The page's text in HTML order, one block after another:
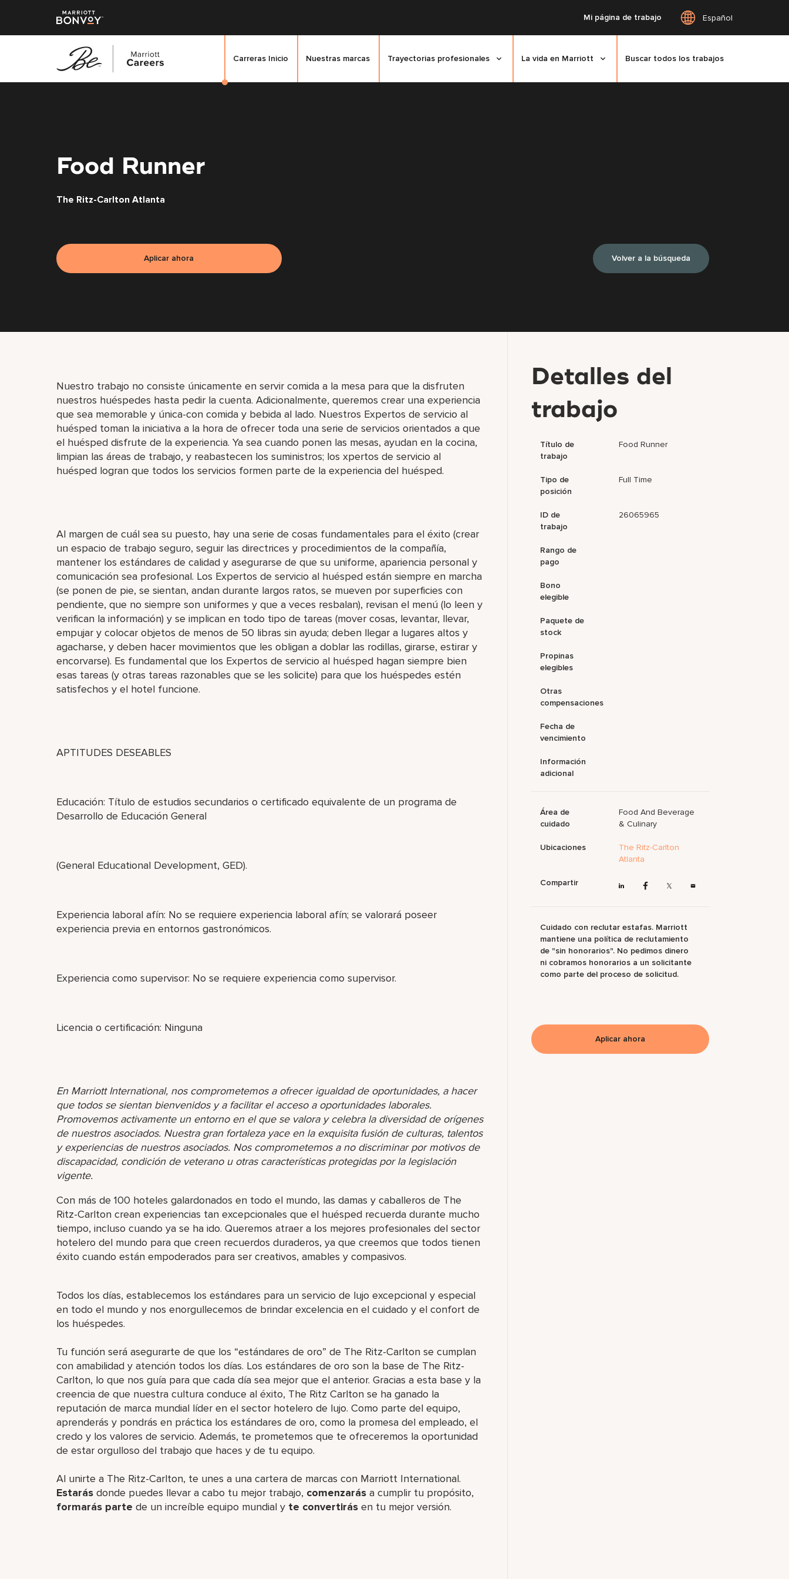
Mi página de trabajo Español
Carreras Inicio Nuestras marcas Trayectorias profesionales La vida en Marriott Buscar todos los trabajos
Food Runner
The Ritz-Carlton Atlanta
Aplicar ahora Volver a la búsqueda
Nuestro trabajo no consiste únicamente en servir comida a la mesa para que la disfruten
nuestros huéspedes hasta pedir la cuenta. Adicionalmente, queremos crear una experiencia
que sea memorable y única-con comida y bebida al lado. Nuestros Expertos de servicio al
huésped toman la iniciativa a la hora de ofrecer toda una serie de servicios orientados a que
el huésped disfrute de la experiencia. Ya sea cuando ponen las mesas, ayudan en la cocina,
limpian las áreas de trabajo, y reabastecen los suministros; los xpertos de servicio al
huésped logran que todos los servicios formen parte de la experiencia del huésped.
Al margen de cuál sea su puesto, hay una serie de cosas fundamentales para el éxito (crear
un espacio de trabajo seguro, seguir las directrices y procedimientos de la compañía,
mantener los estándares de calidad y asegurarse de que su uniforme, apariencia personal y
comunicación sea profesional. Los Expertos de servicio al huésped están siempre en marcha
(se ponen de pie, se sientan, andan durante largos ratos, se mueven por superficies con
pendiente, que no siempre son uniformes y que a veces resbalan), revisan el menú (lo leen y
verifican la información) y se implican en todo tipo de tareas (mover cosas, levantar, llevar,
empujar y colocar objetos de menos de 50 libras sin ayuda; deben llegar a lugares altos y
agacharse, y deben hacer movimientos que les obligan a doblar las rodillas, girarse, estirar y
encorvarse). Es fundamental que los Expertos de servicio al huésped hagan siempre bien
esas tareas (y otras tareas razonables que se les solicite) para que los huéspedes estén
satisfechos y el hotel funcione.
APTITUDES DESEABLES
Educación: Título de estudios secundarios o certificado equivalente de un programa de
Desarrollo de Educación General
(General Educational Development, GED).
Experiencia laboral afín: No se requiere experiencia laboral afín; se valorará poseer
experiencia previa en entornos gastronómicos.
Experiencia como supervisor: No se requiere experiencia como supervisor.
Licencia o certificación: Ninguna
En Marriott International, nos comprometemos a ofrecer igualdad de oportunidades, a hacer
que todos se sientan bienvenidos y a facilitar el acceso a oportunidades laborales.
Promovemos activamente un entorno en el que se valora y celebra la diversidad de orígenes
de nuestros asociados. Nuestra gran fortaleza yace en la exquisita fusión de culturas, talentos
y experiencias de nuestros asociados. Nos comprometemos a no discriminar por motivos de
discapacidad, condición de veterano u otras características protegidas por la legislación
vigente.
Con más de 100 hoteles galardonados en todo el mundo, las damas y caballeros de The
Ritz-Carlton crean experiencias tan excepcionales que el huésped recuerda durante mucho
tiempo, incluso cuando ya se ha ido. Queremos atraer a los mejores profesionales del sector
hotelero del mundo para que creen recuerdos duraderos, ya que creemos que todos tienen
éxito cuando están empoderados para ser creativos, amables y compasivos.
Todos los días, establecemos los estándares para un servicio de lujo excepcional y especial
en todo el mundo y nos enorgullecemos de brindar excelencia en el cuidado y el confort de
los huéspedes.
Tu función será asegurarte de que los “estándares de oro” de The Ritz-Carlton se cumplan
con amabilidad y atención todos los días. Los estándares de oro son la base de The Ritz-
Carlton, lo que nos guía para que cada día sea mejor que el anterior. Gracias a esta base y la
creencia de que nuestra cultura conduce al éxito, The Ritz Carlton se ha ganado la
reputación de marca mundial líder en el sector hotelero de lujo. Como parte del equipo,
aprenderás y pondrás en práctica los estándares de oro, como la promesa del empleado, el
credo y los valores de servicio. Además, te prometemos que te ofreceremos la oportunidad
de estar orgulloso del trabajo que haces y de tu equipo.
Al unirte a The Ritz-Carlton, te unes a una cartera de marcas con Marriott International.
Estarás donde puedes llevar a cabo tu mejor trabajo, comenzarás a cumplir tu propósito,
formarás parte de un increíble equipo mundial y te convertirás en tu mejor versión.
Detalles del
trabajo
Título de
trabajo
Food Runner
Tipo de
posición
Full Time
ID de
trabajo
26065965
Rango de
pago
Bono
elegible
Paquete de
stock
Propinas
elegibles
Otras
compensaciones
Fecha de
vencimiento
Información
adicional
Área de
cuidado
Food And Beverage
& Culinary
Ubicaciones
The Ritz-Carlton
Atlanta
Compartir
Cuidado con reclutar estafas. Marriott
mantiene una política de reclutamiento
de "sin honorarios". No pedimos dinero
ni cobramos honorarios a un solicitante
como parte del proceso de solicitud.
Aplicar ahora